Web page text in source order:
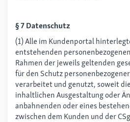
§ 7 Datenschutz
(1) Alle im Kundenportal
entstehenden
Rahmen der jeweils geltenden
für den Schutz
verarbeitet und genutzt, soweit
inhaltlichen Ausgestaltung oder
anbahnenden oder eines
zwischen dem Kunden und der